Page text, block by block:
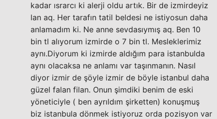
kadar ısrarcı ki alerji oldu artık. Bir de izmirdeyiz
lan aq. Her tarafın tatil beldesi ne istiyosun daha
anlamadım ki. Ne anne sevdasıymış aq. Ben 10
bin tl alıyorum izmirde o 7 bin tl. Mesleklerimiz
aynı.Diyorum ki izmirde aldığım para istanbulda
aynı olacaksa ne anlamı var taşınmanın. Nasıl
diyor izmir de şöyle izmir de böyle istanbul daha
güzel falan filan. Onun şimdiki benim de eski
yöneticiyle ( ben ayrıldım şirketten) konuşmuş
biz istanbula dönmek istiyoruz orda pozisyon var